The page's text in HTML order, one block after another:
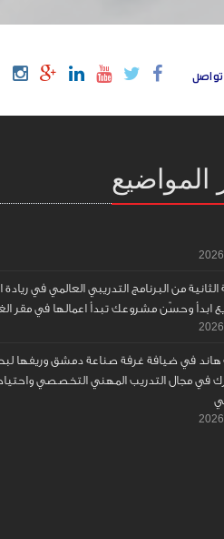
المواضيع
الثانية من البرنامج التدريبي العالمي في ريادة
ابدأ وحسّن مشروعك تبدأ اعمالها في مقر
في ضيافة غرفة صناعة دمشق وريفها
في مجال التدريب المهني التخصصي